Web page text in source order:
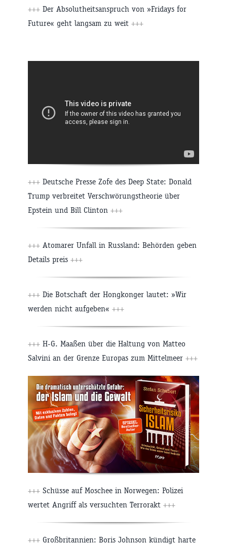
+++ Der Absolutheitsanspruch von »Fridays for
Future« geht langsam zu weit +++
+++ Deutsche Presse Zofe des Deep State: Donald
Trump verbreitet Verschwörungstheorie über
Epstein und Bill Clinton +++
+++ Atomarer Unfall in Russland: Behörden geben
Details preis +++
+++ Die Botschaft der Hongkonger lautet: »Wir
werden nicht aufgeben« +++
+++ H-G. Maaßen über die Haltung von Matteo
Salvini an der Grenze Europas zum Mittelmeer +++
+++ Schüsse auf Moschee in Norwegen: Polizei
wertet Angriff als versuchten Terrorakt +++
+++ Großbritannien: Boris Johnson kündigt harte